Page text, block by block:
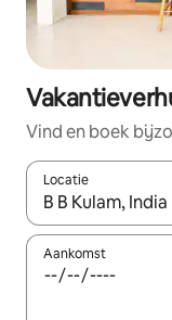
Vind en boek
Locatie
Wanneer er
Aankomst